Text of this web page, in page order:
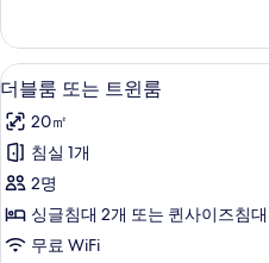
사
진
모
두
보
기
더
블
룸,
강
전
망
자
세
히
보
기
더
블
룸
또
는
트
7
더블룸 또는 트윈룸
20㎡
침실 1개
2명
싱글침대 2개 또는 퀸사이즈침대
무료 WiFi